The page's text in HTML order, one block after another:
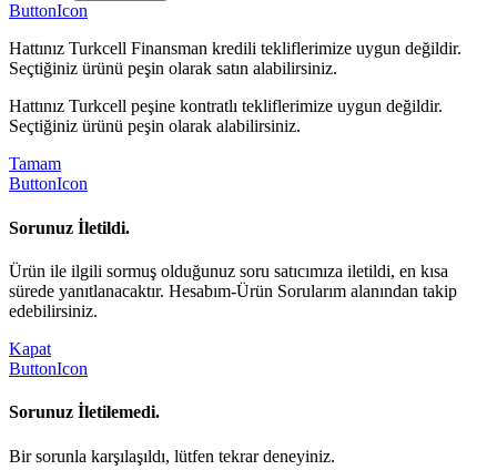
ButtonIcon
Hattınız Turkcell Finansman kredili tekliflerimize uygun değildir.
Seçtiğiniz ürünü peşin olarak satın alabilirsiniz.
Hattınız Turkcell peşine kontratlı tekliflerimize uygun değildir.
Seçtiğiniz ürünü peşin olarak alabilirsiniz.
Tamam
ButtonIcon
Sorunuz İletildi.
Ürün ile ilgili sormuş olduğunuz soru satıcımıza iletildi, en kısa
sürede yanıtlanacaktır. Hesabım-Ürün Sorularım alanından takip
edebilirsiniz.
Kapat
ButtonIcon
Sorunuz İletilemedi.
Bir sorunla karşılaşıldı, lütfen tekrar deneyiniz.